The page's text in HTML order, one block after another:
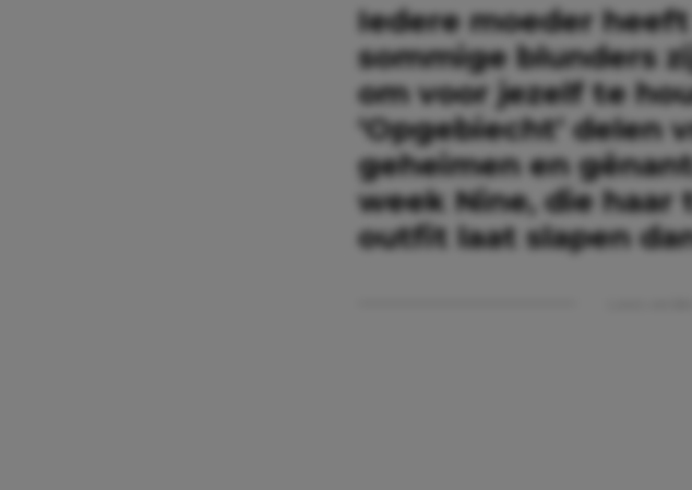
Iedere moeder
sommige blunders
om voor jezelf te
‘Opgebiecht’
geheimen en
week Nine, die
outfit laat slapen